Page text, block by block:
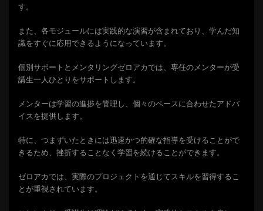
す。
また、各モジュールには実践的な演習が含まれており、学んだ知
識をすぐに応用できるようになっています。
個別サポートとメンタリングゼロアカでは、専任のメンターが受
講生一人ひとりをサポートします。
メンターは学習の進捗を管理し、個々のペースに合わせたアドバ
イスを提供します。
特に、つまずいたときには迅速かつ的確な指導を受けることがで
きるため、挫折することなく学習を続けることができます。
ゼロアカでは、実際のプロジェクトを通じてスキルを習得するこ
とが重視されています。